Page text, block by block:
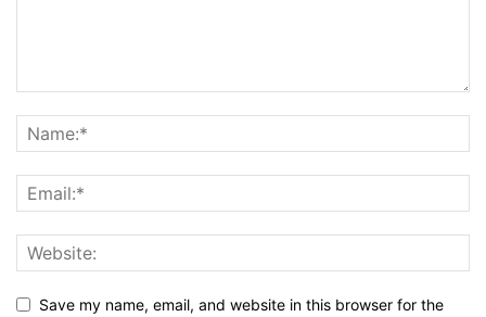
Save my name, email, and website in this browser for the